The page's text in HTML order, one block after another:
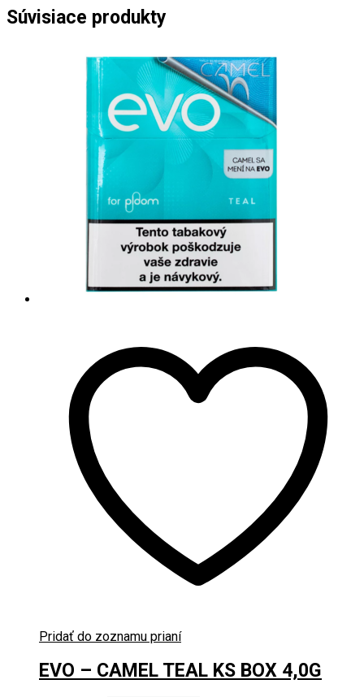
Súvisiace produkty
Pridať do zoznamu prianí
EVO – CAMEL TEAL KS BOX 4,0G